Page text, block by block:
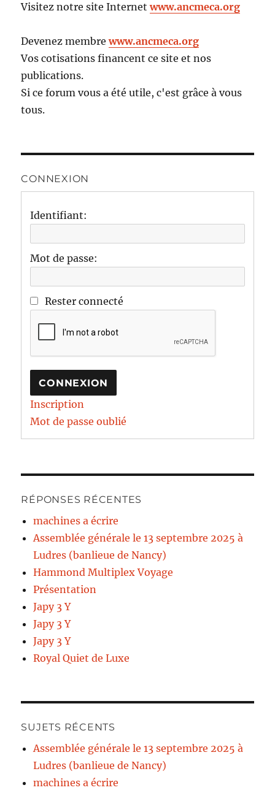
Visitez notre site Internetwww.ancmeca.org
Devenez membrewww.ancmeca.org
Vos cotisations financent ce site et nos
publications.
Si ce forum vous a été utile, c'est grâce à vous
tous.
CONNEXION
Identifiant:
Mot de passe:
Rester connecté
CONNEXION
Inscription
Mot de passe oublié
RÉPONSES RÉCENTES
machines a écrire
Assemblée générale le 13 septembre 2025 à
Ludres (banlieue de Nancy)
Hammond Multiplex Voyage
Présentation
Japy 3 Y
Japy 3 Y
Japy 3 Y
Royal Quiet de Luxe
SUJETS RÉCENTS
Assemblée générale le 13 septembre 2025 à
Ludres (banlieue de Nancy)
machines a écrire